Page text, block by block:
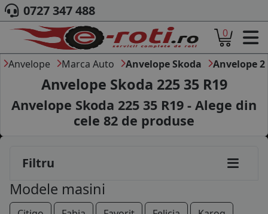
ACASA
DESPRE NOI
ANVELOPE
AUTO
CAMION
MOTO
MARCA AUTO
BLOG
0727 347 488
0
Anvelope Marca Auto Anvelope Skoda Anvelope
Anvelope Skoda 225 35 R19
Anvelope Skoda 225 35 R19 - Alege din
cele 82 de produse
Filtru
Modele masini
195/50R15
195/55R15
195/65R15
205/45R16
205/55R16